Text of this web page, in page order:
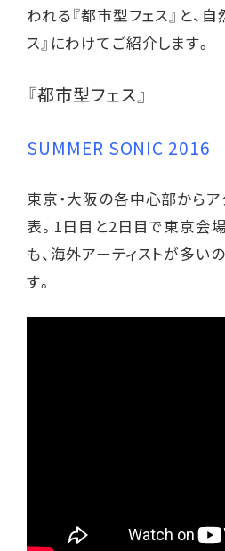
われる『都市型フェス』と、
ス』にわけてご紹介します。
『都市型フェス』
SUMMER SONIC 2016
東京・大阪の各中心部からア
表。1日目と2日目で東京会
も、海外アーティストが多
す。